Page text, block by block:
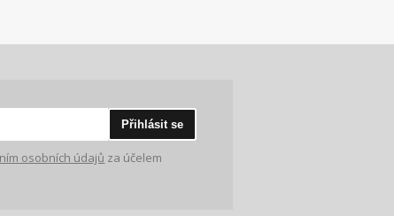
Přihlásit se
osobních údajů za účelem